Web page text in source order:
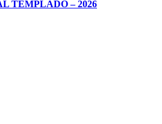
TEMPLADO – 2026